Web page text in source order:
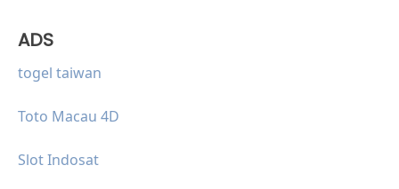
ADS
togel taiwan
Toto Macau 4D
Slot Indosat